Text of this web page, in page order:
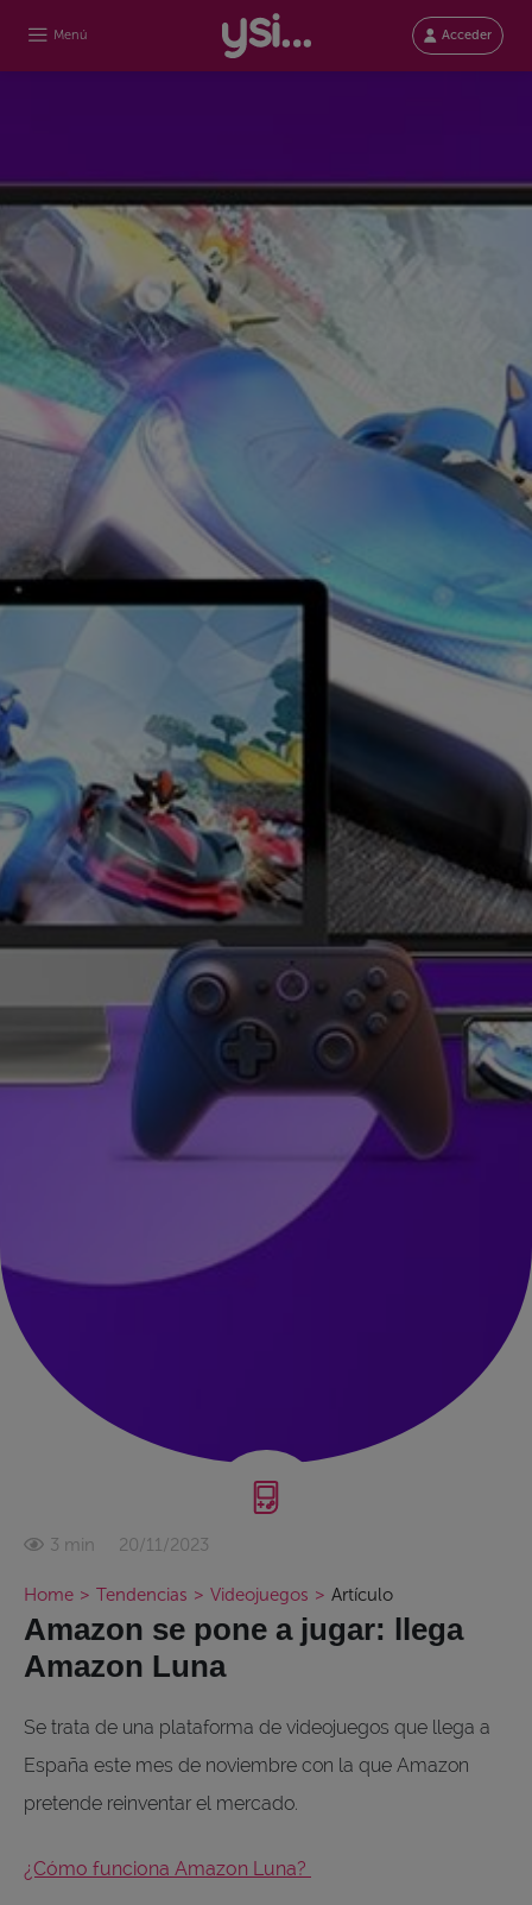
3 min 20/11/2023
Home > Tendencias > Videojuegos > Artículo
Amazon se pone a jugar: llega
Amazon Luna
Se trata de una plataforma de videojuegos que llega a
España este mes de noviembre con la que Amazon
pretende reinventar el mercado.
¿Cómo funciona Amazon Luna?
Menú Acceder